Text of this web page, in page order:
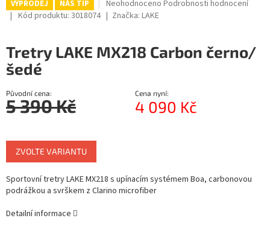
M
VÝPRODEJ NÁŠ TIP
Průměrné
hodnocení
0,0
z
Neohodnoceno Podrobnosti hodnocení
Kód produktu: 3018074 Značka:LAKE
Tretry LAKE MX218 Carbon černo/
šedé
Původní cena:
5 390 Kč
Cena nyní:
4 090 Kč
cena:
ZVOLTE VARIANTU
Sportovní tretry LAKE MX218 s upínacím systémem Boa, carbonovou
podrážkou a svrškem z Clarino microfiber
Detailní informace